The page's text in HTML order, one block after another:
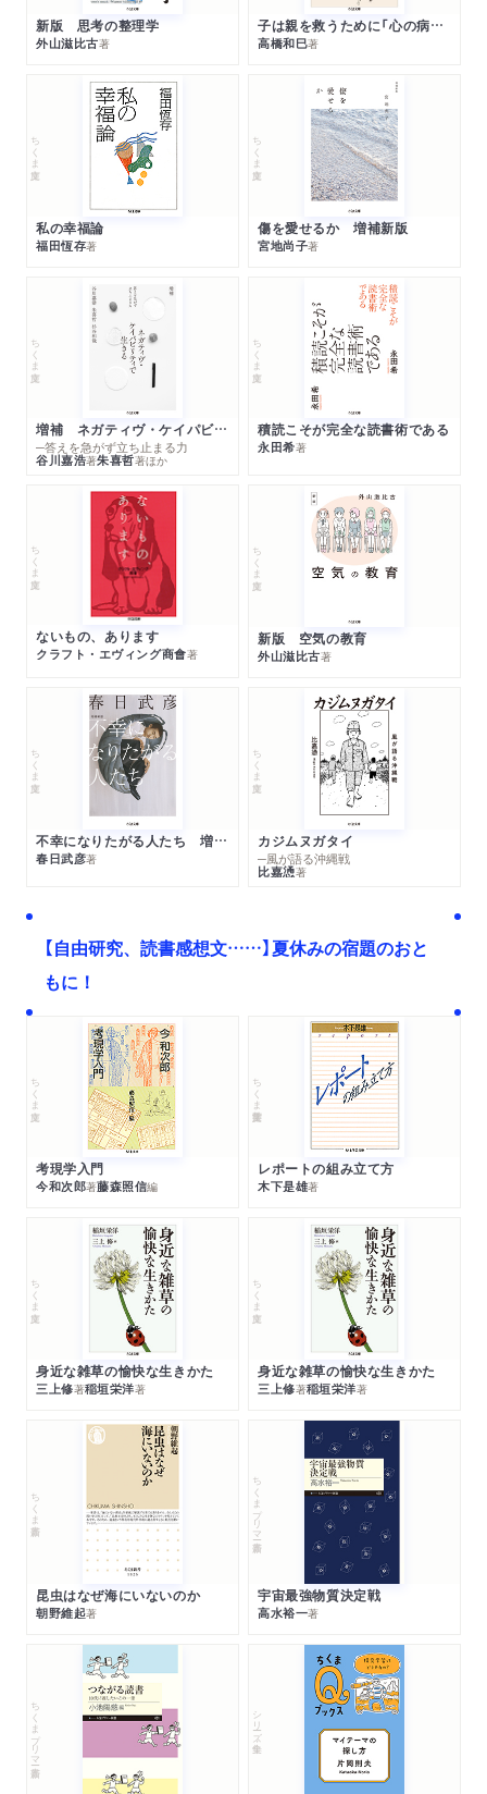
新版 思考の整理学
外山滋比古著
子は親を救うために「心の病」になる
高橋和巳著
ちくま文庫
私の幸福論
福田恆存著
ちくま文庫
傷を愛せるか 増補新版
宮地尚子著
ちくま文庫
増補 ネガティヴ・ケイパビリティで生きる
─答えを急がず立ち止まる力
谷川嘉浩著朱喜哲著ほか
ちくま文庫
積読こそが完全な読書術である
永田希著
ちくま文庫
ないもの、あります
クラフト・エヴィング商會著
ちくま文庫
新版 空気の教育
外山滋比古著
ちくま文庫
不幸になりたがる人たち 増補新版
春日武彦著
ちくま文庫
カジムヌガタイ
─風が語る沖縄戦
比嘉慂著
【自由研究、読書感想文……】夏休みの宿題のおと
もに！
ちくま文庫
考現学入門
今和次郎著藤森照信編
ちくま学芸文庫
レポートの組み立て方
木下是雄著
ちくま文庫
身近な雑草の愉快な生きかた
三上修著稲垣栄洋著
ちくま文庫
身近な雑草の愉快な生きかた
三上修著稲垣栄洋著
ちくま新書
昆虫はなぜ海にいないのか
朝野維起著
ちくまプリマー新書
宇宙最強物質決定戦
高水裕一著
ちくまプリマー新書 シリーズ・全集